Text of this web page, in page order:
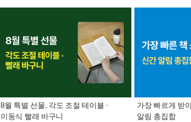
8월 특별 선물. 각도 조절 테이블 ·
이동식 빨래 바구니
가장 빠르게 받
알림 총집합